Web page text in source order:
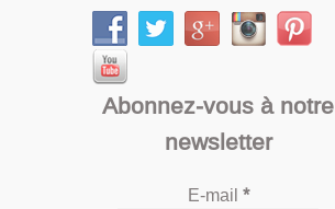
Abonnez-vous à notre
newsletter
E-mail *